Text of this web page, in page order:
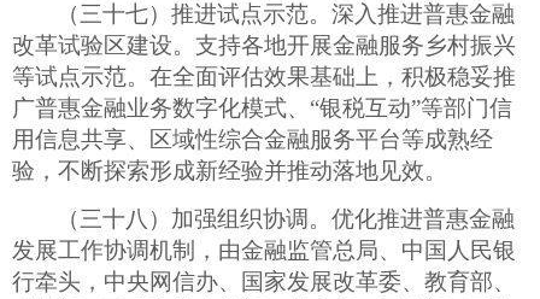
（三十七）推进试点示范。深入推进普惠金融
改革试验区建设。支持各地开展金融服务乡村振兴
等试点示范。在全面评估效果基础上，积极稳妥推
广普惠金融业务数字化模式、 “银税互动”等部门信
用信息共享、区域性综合金融服务平台等成熟经
验，不断探索形成新经验并推动落地见效。
（三十八）加强组织协调。优化推进普惠金融
发展工作协调机制，由金融监管总局、中国人民银
行牵头，中央网信办、国家发展改革委、教育部、